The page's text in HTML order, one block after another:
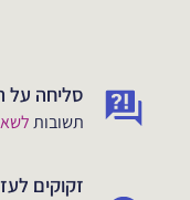
סליחה על
תשובות
זקוקים